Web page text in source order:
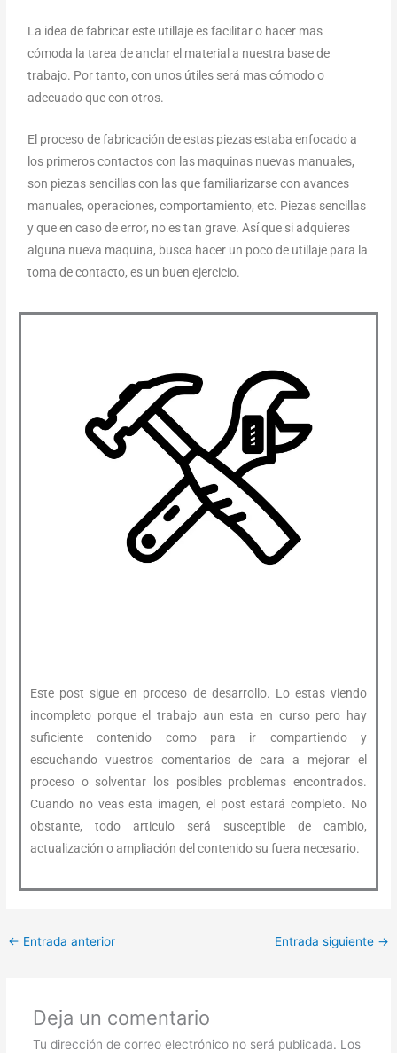
La idea de fabricar este utillaje es facilitar o hacer mas
cómoda la tarea de anclar el material a nuestra base de
trabajo. Por tanto, con unos útiles será mas cómodo o
adecuado que con otros.
El proceso de fabricación de estas piezas estaba enfocado a
los primeros contactos con las maquinas nuevas manuales,
son piezas sencillas con las que familiarizarse con avances
manuales, operaciones, comportamiento, etc. Piezas sencillas
y que en caso de error, no es tan grave. Así que si adquieres
alguna nueva maquina, busca hacer un poco de utillaje para la
toma de contacto, es un buen ejercicio.
Este post sigue en proceso de desarrollo. Lo estas viendo
incompleto porque el trabajo aun esta en curso pero hay
suficiente contenido como para ir compartiendo y
escuchando vuestros comentarios de cara a mejorar el
proceso o solventar los posibles problemas encontrados.
Cuando no veas esta imagen, el post estará completo. No
obstante, todo articulo será susceptible de cambio,
actualización o ampliación del contenido su fuera necesario.
← Entrada anterior Entrada siguiente →
Deja un comentario
Tu dirección de correo electrónico no será publicada. Los